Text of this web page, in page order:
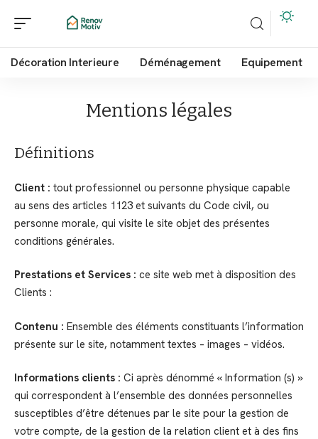
Décoration Interieure Déménagement Equipement
Mentions légales
Définitions
Client : tout professionnel ou personne physique capable
au sens des articles 1123 et suivants du Code civil, ou
personne morale, qui visite le site objet des présentes
conditions générales.
Prestations et Services : ce site web met à disposition des
Clients :
Contenu : Ensemble des éléments constituants l’information
présente sur le site, notamment textes – images – vidéos.
Informations clients : Ci après dénommé « Information (s) »
qui correspondent à l’ensemble des données personnelles
susceptibles d’être détenues par le site pour la gestion de
votre compte, de la gestion de la relation client et à des fins